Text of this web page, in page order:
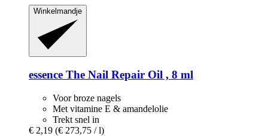
Winkelmandje
essence The Nail Repair Oil , 8 ml
Voor broze nagels
Met vitamine E & amandelolie
Trekt snel in
€ 2,19 (€ 273,75 / l)